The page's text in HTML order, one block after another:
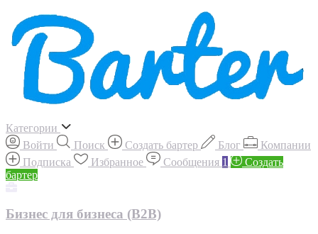
Категории
Войти
Поиск Создать бартер Блог
Компании
Подписка
Избранное Сообщения 1
Создать
бартер
Бизнес для бизнеса (B2B)